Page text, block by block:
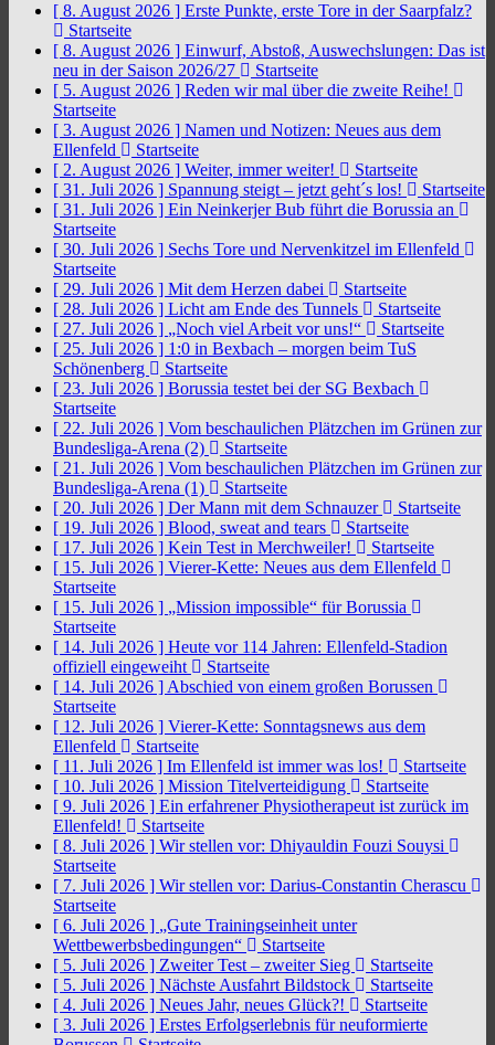
[ 8. August 2026 ] Erste Punkte, erste Tore in der Saarpfalz?
Startseite
[ 8. August 2026 ] Einwurf, Abstoß, Auswechslungen: Das ist
neu in der Saison 2026/27
Startseite
[ 5. August 2026 ] Reden wir mal über die zweite Reihe!
Startseite
[ 3. August 2026 ] Namen und Notizen: Neues aus dem
Ellenfeld
Startseite
[ 2. August 2026 ] Weiter, immer weiter!
Startseite
[ 31. Juli 2026 ] Spannung steigt – jetzt geht´s los!
Startseite
[ 31. Juli 2026 ] Ein Neinkerjer Bub führt die Borussia an
Startseite
[ 30. Juli 2026 ] Sechs Tore und Nervenkitzel im Ellenfeld
Startseite
[ 29. Juli 2026 ] Mit dem Herzen dabei
Startseite
[ 28. Juli 2026 ] Licht am Ende des Tunnels
Startseite
[ 27. Juli 2026 ] „Noch viel Arbeit vor uns!“
Startseite
[ 25. Juli 2026 ] 1:0 in Bexbach – morgen beim TuS
Schönenberg
Startseite
[ 23. Juli 2026 ] Borussia testet bei der SG Bexbach
Startseite
[ 22. Juli 2026 ] Vom beschaulichen Plätzchen im Grünen zur
Bundesliga-Arena (2)
Startseite
[ 21. Juli 2026 ] Vom beschaulichen Plätzchen im Grünen zur
Bundesliga-Arena (1)
Startseite
[ 20. Juli 2026 ] Der Mann mit dem Schnauzer
Startseite
[ 19. Juli 2026 ] Blood, sweat and tears
Startseite
[ 17. Juli 2026 ] Kein Test in Merchweiler!
Startseite
[ 15. Juli 2026 ] Vierer-Kette: Neues aus dem Ellenfeld
Startseite
[ 15. Juli 2026 ] „Mission impossible“ für Borussia
Startseite
[ 14. Juli 2026 ] Heute vor 114 Jahren: Ellenfeld-Stadion
offiziell eingeweiht
Startseite
[ 14. Juli 2026 ] Abschied von einem großen Borussen
Startseite
[ 12. Juli 2026 ] Vierer-Kette: Sonntagsnews aus dem
Ellenfeld
Startseite
[ 11. Juli 2026 ] Im Ellenfeld ist immer was los!
Startseite
[ 10. Juli 2026 ] Mission Titelverteidigung
Startseite
[ 9. Juli 2026 ] Ein erfahrener Physiotherapeut ist zurück im
Ellenfeld!
Startseite
[ 8. Juli 2026 ] Wir stellen vor: Dhiyauldin Fouzi Souysi
Startseite
[ 7. Juli 2026 ] Wir stellen vor: Darius-Constantin Cherascu
Startseite
[ 6. Juli 2026 ] „Gute Trainingseinheit unter
Wettbewerbsbedingungen“
Startseite
[ 5. Juli 2026 ] Zweiter Test – zweiter Sieg
Startseite
[ 5. Juli 2026 ] Nächste Ausfahrt Bildstock
Startseite
[ 4. Juli 2026 ] Neues Jahr, neues Glück?!
Startseite
[ 3. Juli 2026 ] Erstes Erfolgserlebnis für neuformierte